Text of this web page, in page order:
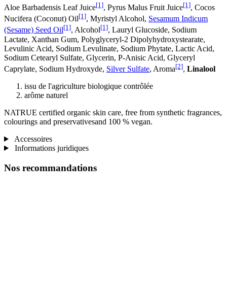
Aloe Barbadensis Leaf Juice[1], Pyrus Malus Fruit Juice[1], Cocos
Nucifera (Coconut) Oil[1], Myristyl Alcohol, Sesamum Indicum
(Sesame) Seed Oil[1], Alcohol[1], Lauryl Glucoside, Sodium
Lactate, Xanthan Gum, Polyglyceryl-2 Dipolyhydroxystearate,
Levulinic Acid, Sodium Levulinate, Sodium Phytate, Lactic Acid,
Sodium Cetearyl Sulfate, Glycerin, P-Anisic Acid, Glyceryl
Caprylate, Sodium Hydroxyde, Silver Sulfate, Aroma[2], Linalool
issu de l'agriculture biologique contrôlée
arôme naturel
NATRUE certified organic skin care, free from synthetic fragrances,
colourings and preservativesand 100 % vegan.
Accessoires
Informations juridiques
Nos recommandations